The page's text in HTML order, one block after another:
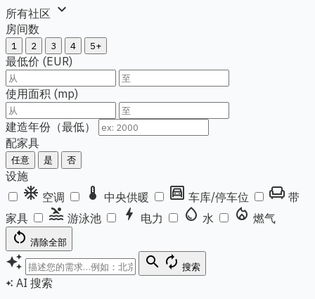
所有社区 expand_more
房间数
1 2 3 4 5+
最低价 (EUR)
使用面积 (mp)
建造年份（最低）
配家具
任意 是 否
设施
ac_unit 空调 thermostat 中央供暖 garage 车库/停车位 chair 带
家具
pool 游泳池 bolt 电力 water_drop 水 local_fire_department 燃气
restart_alt 清除全部
auto_awesome search autorenew 搜索
auto_awesome AI 搜索